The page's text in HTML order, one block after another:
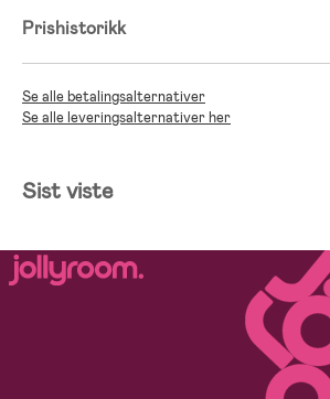
Prishistorikk
Se alle betalingsalternativer
Se alle leveringsalternativer her
Sist viste